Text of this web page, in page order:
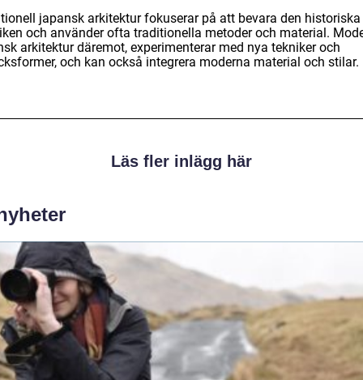
japansk arkitektur fokuserar på att bevara den historiska
och använder ofta traditionella metoder och material.
arkitektur däremot, experimenterar med nya tekniker och
och kan också integrera moderna material och stilar.
Läs fler inlägg här